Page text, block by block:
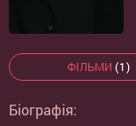
ФІЛЬМИ (1)
Біографія: